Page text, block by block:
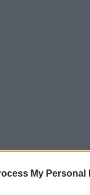
My Personal